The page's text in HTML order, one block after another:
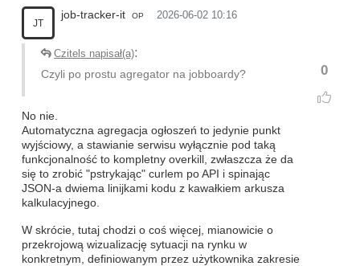
JT
job-tracker-it OP 2026-06-02 10:16
0
Czitels napisał(a):
Czyli po prostu agregator na jobboardy?
No nie.
Automatyczna agregacja ogłoszeń to jedynie punkt
wyjściowy, a stawianie serwisu wyłącznie pod taką
funkcjonalność to kompletny overkill, zwłaszcza że da
się to zrobić "pstrykając" curlem po API i spinając
JSON-a dwiema linijkami kodu z kawałkiem arkusza
kalkulacyjnego.
W skrócie, tutaj chodzi o coś więcej, mianowicie o
przekrojową wizualizację sytuacji na rynku w
konkretnym, definiowanym przez użytkownika zakresie